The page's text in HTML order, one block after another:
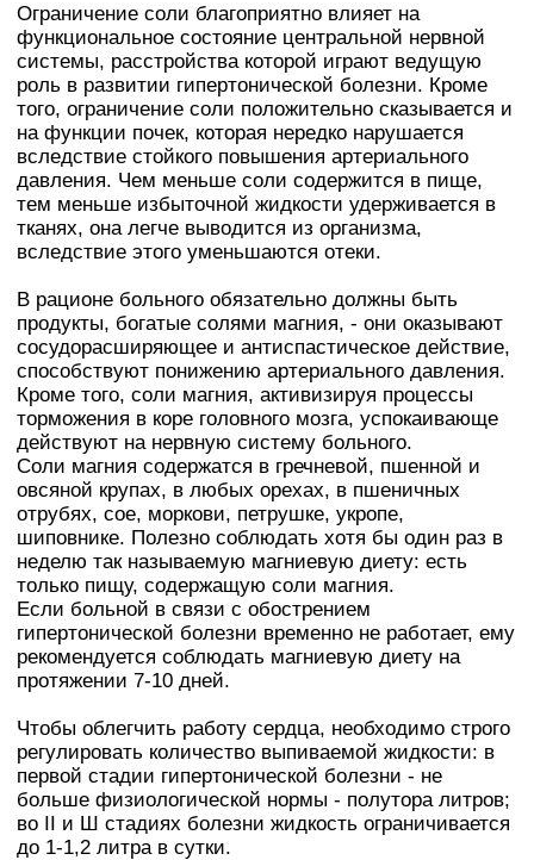
Ограничение соли благоприятно влияет на
функциональное состояние центральной нервной
системы, расстройства которой играют ведущую
роль в развитии гипертонической болезни. Кроме
того, ограничение соли положительно сказывается и
на функции почек, которая нередко нарушается
вследствие стойкого повышения артериального
давления. Чем меньше соли содержится в пище,
тем меньше избыточной жидкости удерживается в
тканях, она легче выводится из организма,
вследствие этого уменьшаются отеки.
В рационе больного обязательно должны быть
продукты, богатые солями магния, - они оказывают
сосудорасширяющее и антиспастическое действие,
способствуют понижению артериального давления.
Кроме того, соли магния, активизируя процессы
торможения в коре головного мозга, успокаивающе
действуют на нервную систему больного.
Соли магния содержатся в гречневой, пшенной и
овсяной крупах, в любых орехах, в пшеничных
отрубях, сое, моркови, петрушке, укропе,
шиповнике. Полезно соблюдать хотя бы один раз в
неделю так называемую магниевую диету: есть
только пищу, содержащую соли магния.
Если больной в связи с обострением
гипертонической болезни временно не работает, ему
рекомендуется соблюдать магниевую диету на
протяжении 7-10 дней.
Чтобы облегчить работу сердца, необходимо строго
регулировать количество выпиваемой жидкости: в
первой стадии гипертонической болезни - не
больше физиологической нормы - полутора литров;
во II и Ш стадиях болезни жидкость ограничивается
до 1-1,2 литра в сутки.